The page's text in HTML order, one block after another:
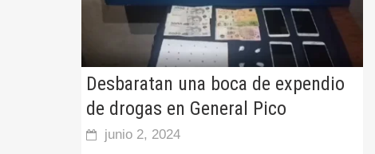
Desbaratan una boca de expendio
de drogas en General Pico
junio 2, 2024